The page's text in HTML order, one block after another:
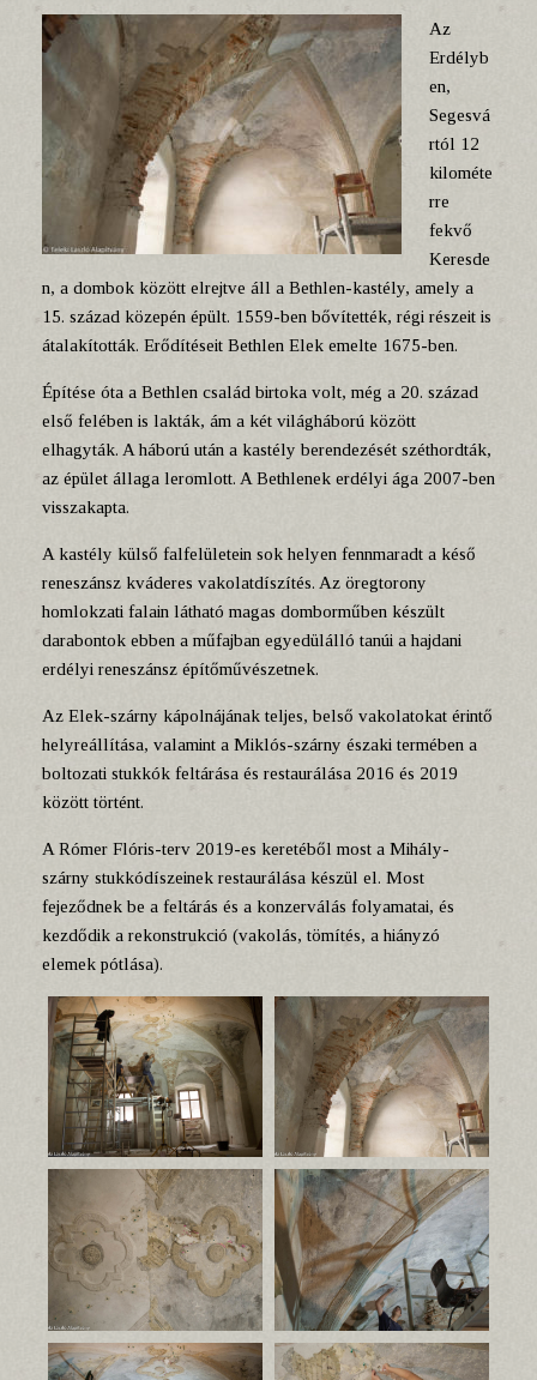
Az
Erdélyb
en,
Segesvá
rtól 12
kilométe
rre
fekvő
Keresde
n, a dombok között elrejtve áll a Bethlen-kastély, amely a
15. század közepén épült. 1559-ben bővítették, régi részeit is
átalakították. Erődítéseit Bethlen Elek emelte 1675-ben.
Építése óta a Bethlen család birtoka volt, még a 20. század
első felében is lakták, ám a két világháború között
elhagyták. A háború után a kastély berendezését széthordták,
az épület állaga leromlott. A Bethlenek erdélyi ága 2007-ben
visszakapta.
A kastély külső falfelületein sok helyen fennmaradt a késő
reneszánsz kváderes vakolatdíszítés. Az öregtorony
homlokzati falain látható magas domborműben készült
darabontok ebben a műfajban egyedülálló tanúi a hajdani
erdélyi reneszánsz építőművészetnek.
Az Elek-szárny kápolnájának teljes, belső vakolatokat érintő
helyreállítása, valamint a Miklós-szárny északi termében a
boltozati stukkók feltárása és restaurálása 2016 és 2019
között történt.
A Rómer Flóris-terv 2019-es keretéből most a Mihály-
szárny stukkódíszeinek restaurálása készül el. Most
fejeződnek be a feltárás és a konzerválás folyamatai, és
kezdődik a rekonstrukció (vakolás, tömítés, a hiányzó
elemek pótlása).